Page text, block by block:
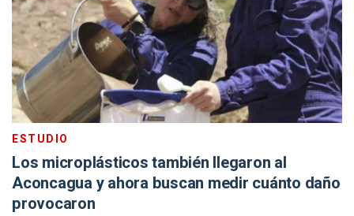
ESTUDIO
Los microplásticos también llegaron al
Aconcagua y ahora buscan medir cuánto daño
provocaron